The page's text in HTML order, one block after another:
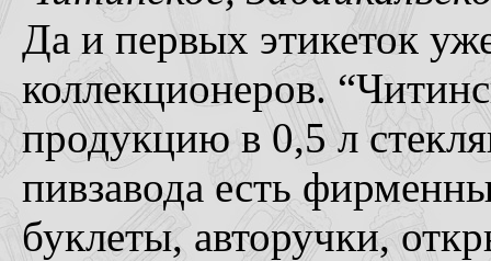
Да и первых этикеток
коллекционеров.
продукцию в 0,5 л
пивзавода есть
буклеты, авторучки,